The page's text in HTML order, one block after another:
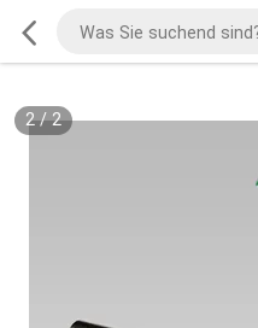
2/2